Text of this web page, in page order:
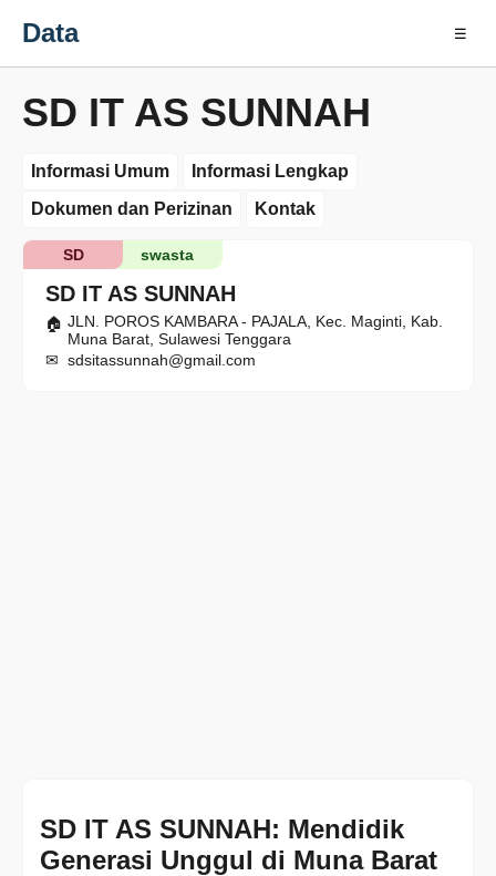
Data ☰
SD IT AS SUNNAH
Informasi Umum
Informasi Lengkap
Dokumen dan Perizinan
Kontak
SD IT AS SUNNAH
swasta
SD
JLN. POROS KAMBARA - PAJALA, Kec. Maginti, Kab.
Muna Barat, Sulawesi Tenggara
sdsitassunnah@gmail.com
SD IT AS SUNNAH: Mendidik
Generasi Unggul di Muna Barat